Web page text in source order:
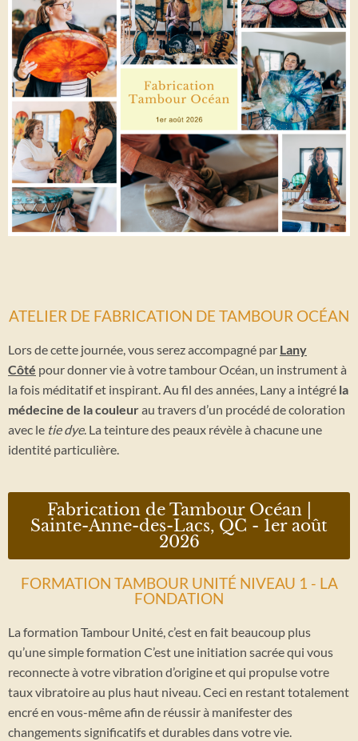
ATELIER DE FABRICATION DE TAMBOUR OCÉAN
Lors de cette journée, vous serez accompagné par Lany
Côté pour donner vie à votre tambour Océan, un instrument à
la fois méditatif et inspirant. Au fil des années, Lany a intégré la
médecine de la couleurau travers d’un procédé de coloration
avec le tie dye. La teinture des peaux révèle à chacune une
identité particulière.
Fabrication de Tambour Océan |
Sainte-Anne-des-Lacs, QC - 1er août
2026
FORMATION TAMBOUR UNITÉ NIVEAU 1 - LA
FONDATION
La formation Tambour Unité, c’est en fait beaucoup plus
qu’une simple formation C’est une initiation sacrée qui vous
reconnecte à votre vibration d’origine et qui propulse votre
taux vibratoire au plus haut niveau. Ceci en restant totalement
encré en vous-même afin de réussir à manifester des
changements significatifs et durables dans votre vie.